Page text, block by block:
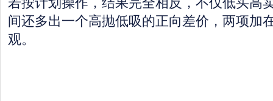
间还多出一个高抛低吸的正向差价，两项加
观。